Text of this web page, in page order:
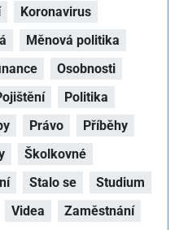
Koronavirus
Měnová politika
Osobnosti
Politika
Právo
Příběhy
Školkovné
Stalo se
Studium
Videa
Zaměstnání